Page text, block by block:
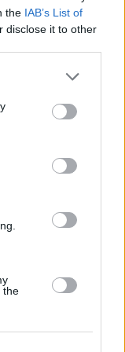
the IAB’s List of
disclose it to other
the